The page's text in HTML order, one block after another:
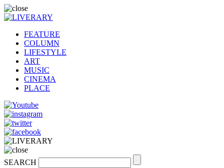
FEATURE
COLUMN
LIFESTYLE
ART
MUSIC
CINEMA
PLACE
SEARCH